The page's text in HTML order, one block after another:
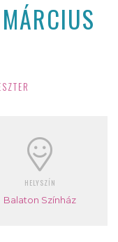
HELYSZÍN
Balaton Színház